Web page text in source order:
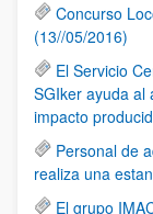
Concurso
(13//05/2016)
El Servicio
SGIker ayuda al
impacto
Personal de
realiza una
El grupo